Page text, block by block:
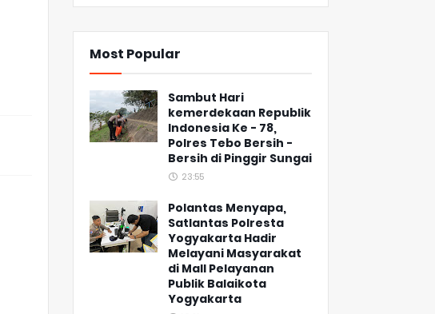
Most Popular
Sambut Hari
kemerdekaan Republik
Indonesia Ke - 78,
Polres Tebo Bersih -
Bersih di Pinggir Sungai
23:55
Polantas Menyapa,
Satlantas Polresta
Yogyakarta Hadir
Melayani Masyarakat
di Mall Pelayanan
Publik Balaikota
Yogyakarta